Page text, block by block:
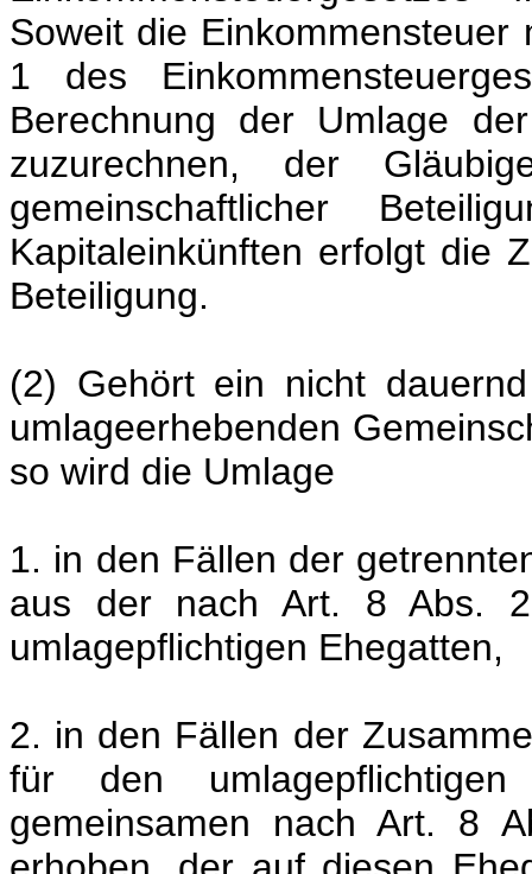
Soweit die
1 des
Berechnung der Umlage
zuzurechnen, der
gemeinschaftlicher
Kapitaleinkünften erfolgt die
Beteiligung.
(2) Gehört ein nicht
umlageerhebenden
so wird die Umlage
1. in den Fällen der
aus der nach Art. 8 Abs. 2
umlagepflichtigen Ehegatten,
2. in den Fällen der
für den
gemeinsamen nach Art. 8